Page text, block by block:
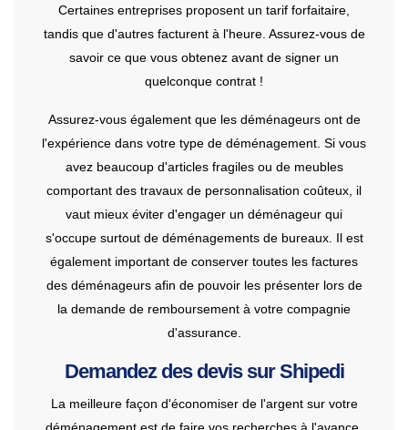
Certaines entreprises proposent un tarif forfaitaire,
tandis que d'autres facturent à l'heure. Assurez-vous de
savoir ce que vous obtenez avant de signer un
quelconque contrat !
Assurez-vous également que les déménageurs ont de
l'expérience dans votre type de déménagement. Si vous
avez beaucoup d'articles fragiles ou de meubles
comportant des travaux de personnalisation coûteux, il
vaut mieux éviter d'engager un déménageur qui
s'occupe surtout de déménagements de bureaux. Il est
également important de conserver toutes les factures
des déménageurs afin de pouvoir les présenter lors de
la demande de remboursement à votre compagnie
d'assurance.
Demandez des devis sur Shipedi
La meilleure façon d'économiser de l'argent sur votre